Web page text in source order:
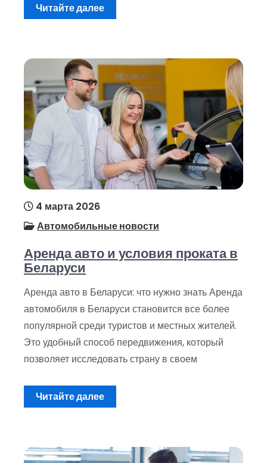
Читайте далее
4 марта 2026
Автомобильные новости
Аренда авто и условия проката в
Беларуси
Аренда авто в Беларуси: что нужно знать Аренда
автомобиля в Беларуси становится все более
популярной среди туристов и местных жителей.
Это удобный способ передвижения, который
позволяет исследовать страну в своем
Читайте далее